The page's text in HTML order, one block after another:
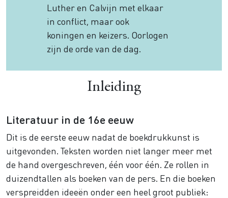
Luther en Calvijn met elkaar
in conflict, maar ook
koningen en keizers. Oorlogen
zijn de orde van de dag.
Inleiding
Literatuur in de 16e eeuw
Dit is de eerste eeuw nadat de boekdrukkunst is
uitgevonden. Teksten worden niet langer meer met
de hand overgeschreven, één voor één. Ze rollen in
duizendtallen als boeken van de pers. En die boeken
verspreidden ideeën onder een heel groot publiek: